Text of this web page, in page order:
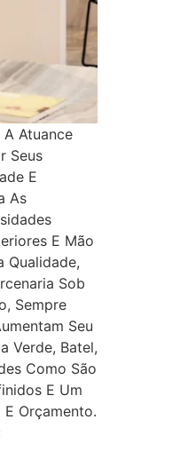
Atuance
Seus
E
As
E Mão
Qualidade,
Sob
Sempre
Seu
Verde, Batel,
Como São
E Um
Orçamento.